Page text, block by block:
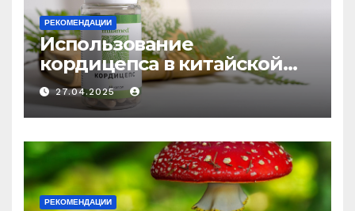
РЕКОМЕНДАЦИИ
Использование
кордицепса в китайской
медицине: природное
средство против усталости
и истощения
27.04.2025
РЕКОМЕНДАЦИИ